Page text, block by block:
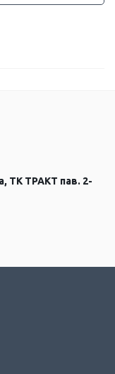
ТК ТРАКТ пав. 2-